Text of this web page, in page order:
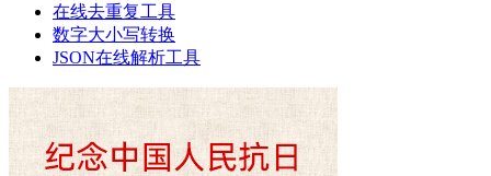
在线去重复工具
数字大小写转换
JSON在线解析工具